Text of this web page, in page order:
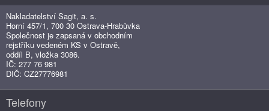
Nakladatelství Sagit, a. s.
Horní 457/1, 700 30 Ostrava-Hrabůvka
Společnost je zapsaná v obchodním
rejstříku vedeném KS v Ostravě,
oddíl B, vložka 3086.
IČ: 277 76 981
DIČ: CZ27776981
Telefony